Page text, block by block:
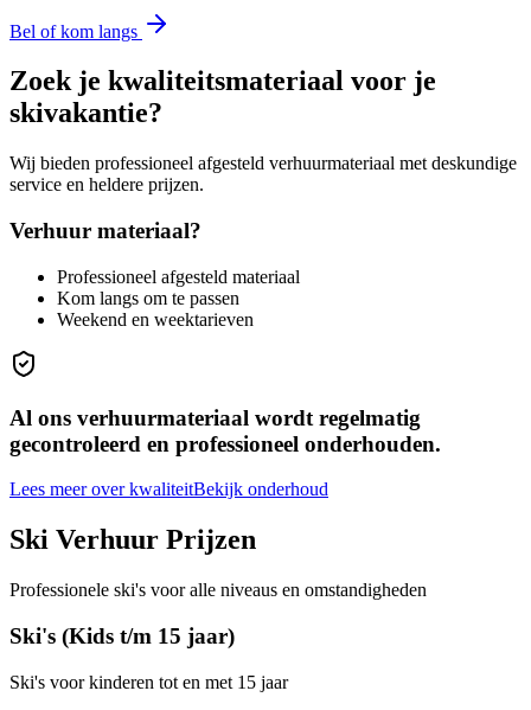
Bel of kom langs
Zoek je kwaliteitsmateriaal voor je
skivakantie?
Wij bieden professioneel afgesteld verhuurmateriaal met deskundige
service en heldere prijzen.
Verhuur materiaal?
Professioneel afgesteld materiaal
Kom langs om te passen
Weekend en weektarieven
Al ons verhuurmateriaal wordt regelmatig
gecontroleerd en professioneel onderhouden.
Lees meer over kwaliteitBekijk onderhoud
Ski Verhuur Prijzen
Professionele ski's voor alle niveaus en omstandigheden
Ski's (Kids t/m 15 jaar)
Ski's voor kinderen tot en met 15 jaar